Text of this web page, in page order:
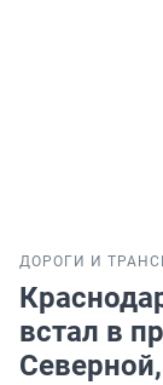
ДОРОГИ И
встал в